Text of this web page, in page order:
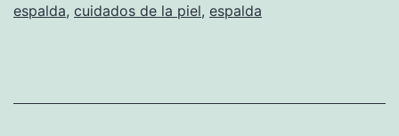
espalda, cuidados de la piel, espalda